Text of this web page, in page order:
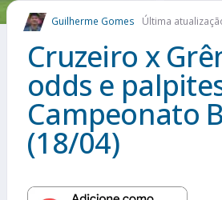
Guilherme Gomes Última
Cruzeiro x
odds e
Campeonato
(18/04)